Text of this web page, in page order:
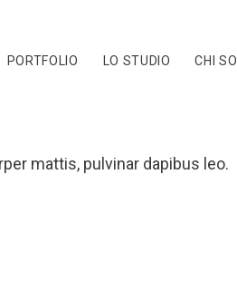
PORTFOLIO LO STUDIO CHI
mattis, pulvinar dapibus leo.